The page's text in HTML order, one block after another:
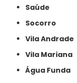
Saúde
Socorro
Vila Andrade
Vila Mariana
Água Funda